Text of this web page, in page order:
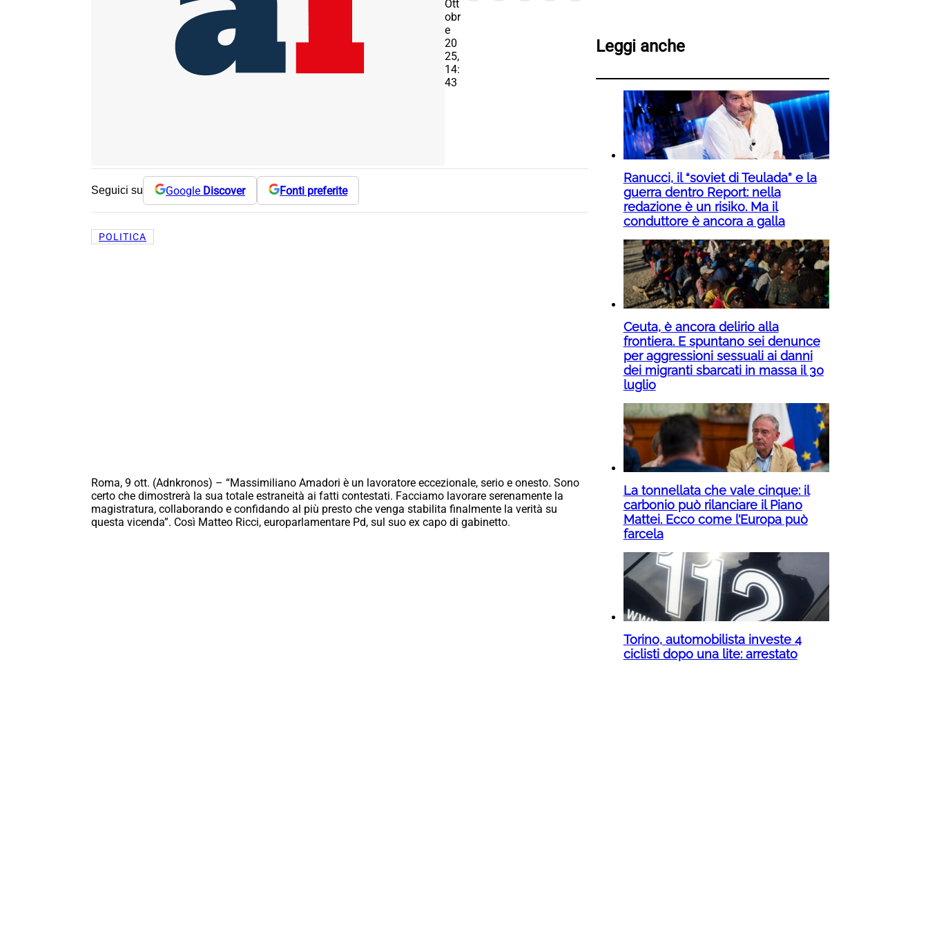
Ott
obr
e
20
25,
14:
43
Seguici su Google Discover Fonti preferite
POLITICA
Roma, 9 ott. (Adnkronos) – “Massimiliano Amadori è un lavoratore eccezionale, serio e onesto. Sono
certo che dimostrerà la sua totale estraneità ai fatti contestati. Facciamo lavorare serenamente la
magistratura, collaborando e confidando al più presto che venga stabilita finalmente la verità su
questa vicenda”. Così Matteo Ricci, europarlamentare Pd, sul suo ex capo di gabinetto.
Leggi anche
Ranucci, il “soviet di Teulada” e la
guerra dentro Report: nella
redazione è un risiko. Ma il
conduttore è ancora a galla
Ceuta, è ancora delirio alla
frontiera. E spuntano sei denunce
per aggressioni sessuali ai danni
dei migranti sbarcati in massa il 30
luglio
La tonnellata che vale cinque: il
carbonio può rilanciare il Piano
Mattei. Ecco come l’Europa può
farcela
Torino, automobilista investe 4
ciclisti dopo una lite: arrestato